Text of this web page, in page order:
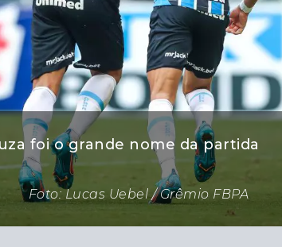
foi o grande nome da partida
Foto: Lucas Uebel / Grêmio FBPA